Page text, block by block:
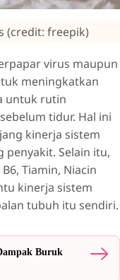
(credit: freepik)
virus maupun
meningkatkan
untuk rutin
tidur. Hal ini
kinerja sistem
Selain itu,
Tiamin, Niacin
kinerja sistem
tubuh itu sendiri.
Buruk